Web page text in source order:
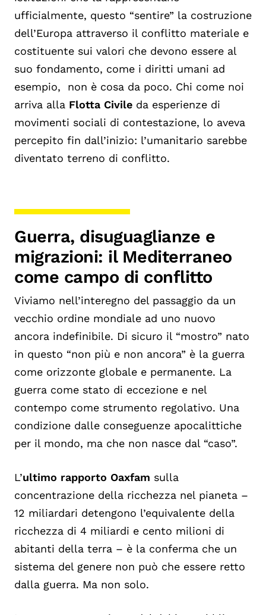
ufficialmente, questo “sentire” la costruzione
dell’Europa attraverso il conflitto materiale e
costituente sui valori che devono essere al
suo fondamento, come i diritti umani ad
esempio, non è cosa da poco. Chi come noi
arriva alla Flotta Civile da esperienze di
movimenti sociali di contestazione, lo aveva
percepito fin dall’inizio: l’umanitario sarebbe
diventato terreno di conflitto.
Guerra, disuguaglianze e
migrazioni: il Mediterraneo
come campo di conflitto
Viviamo nell’interegno del passaggio da un
vecchio ordine mondiale ad uno nuovo
ancora indefinibile. Di sicuro il “mostro” nato
in questo “non più e non ancora” è la guerra
come orizzonte globale e permanente. La
guerra come stato di eccezione e nel
contempo come strumento regolativo. Una
condizione dalle conseguenze apocalittiche
per il mondo, ma che non nasce dal “caso”.
L’ultimo rapporto Oaxfam sulla
concentrazione della ricchezza nel pianeta –
12 miliardari detengono l’equivalente della
ricchezza di 4 miliardi e cento milioni di
abitanti della terra – è la conferma che un
sistema del genere non può che essere retto
dalla guerra. Ma non solo.